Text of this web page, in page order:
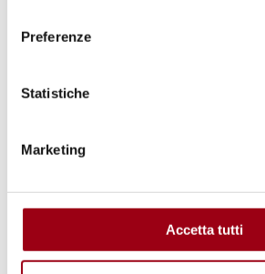
Preferenze
Statistiche
Marketing
Accetta tutti
Padova